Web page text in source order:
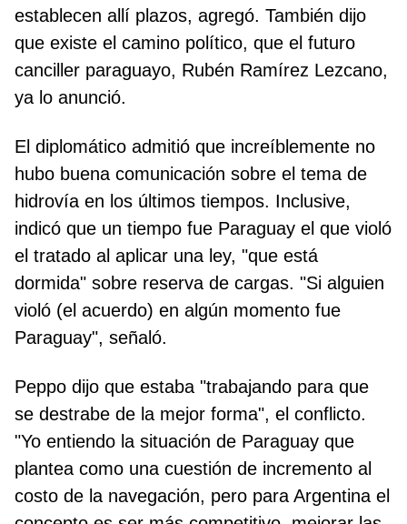
establecen allí plazos, agregó. También dijo
que existe el camino político, que el futuro
canciller paraguayo, Rubén Ramírez Lezcano,
ya lo anunció.
El diplomático admitió que increíblemente no
hubo buena comunicación sobre el tema de
hidrovía en los últimos tiempos. Inclusive,
indicó que un tiempo fue Paraguay el que violó
el tratado al aplicar una ley, "que está
dormida" sobre reserva de cargas. "Si alguien
violó (el acuerdo) en algún momento fue
Paraguay", señaló.
Peppo dijo que estaba "trabajando para que
se destrabe de la mejor forma", el conflicto.
"Yo entiendo la situación de Paraguay que
plantea como una cuestión de incremento al
costo de la navegación, pero para Argentina el